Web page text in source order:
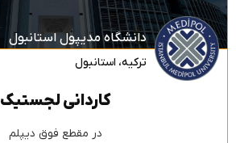
دانشگاه مدیپول استانبول
ترکیه، استانبول
کاردانی لجستیک
در مقطع فوق دیپلم